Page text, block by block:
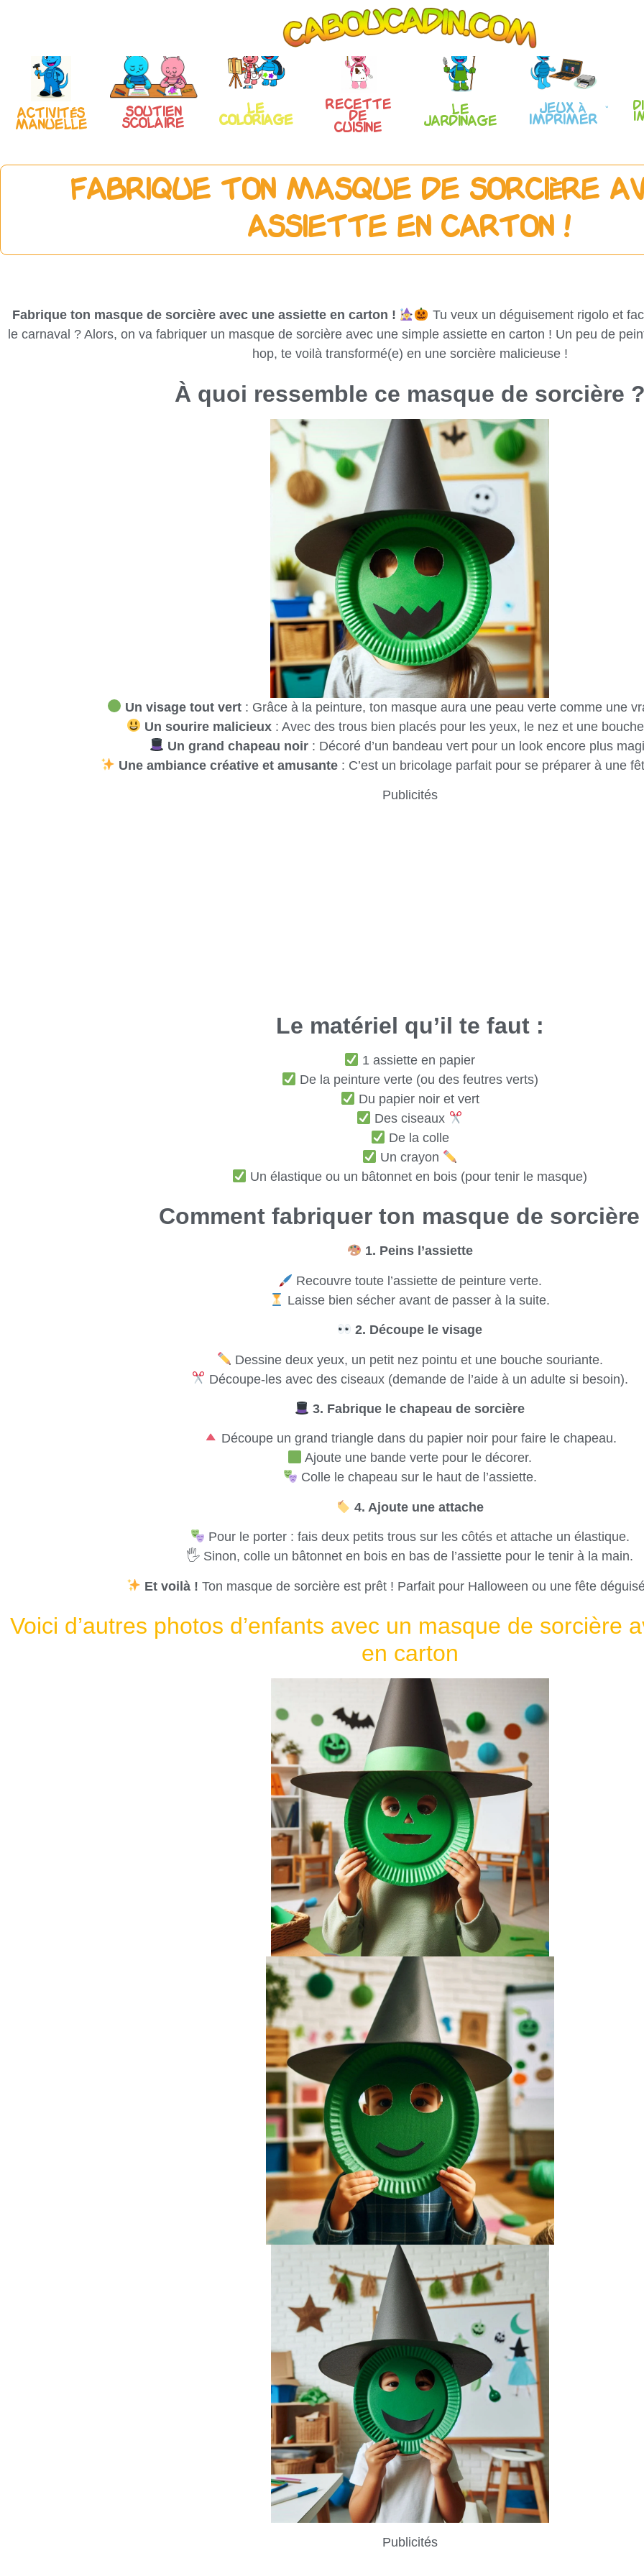
Activités
manuelle
Soutien
scolaire
Le
coloriage
Recette
de
Cuisine
Le
Jardinage
Jeux à
imprimer
Fabrique ton masque de sorcière
assiette en carton !
Fabrique ton masque de sorcière avec une assiette en carton !
Tu veux un déguisement rigolo et
le carnaval ? Alors, on va fabriquer un masque de sorcière avec une simple assiette en carton ! Un peu de
hop, te voilà transformé(e) en une sorcière malicieuse !
À quoi ressemble ce masque de sorcière
Un visage tout vert : Grâce à la peinture, ton masque aura une peau verte comme une
Un sourire malicieux: Avec des trous bien placés pour les yeux, le nez et une
Un grand chapeau noir : Décoré d’un bandeau vert pour un look encore plus
Une ambiance créative et amusante : C’est un bricolage parfait pour se préparer à une
Publicités
Le matériel qu’il te faut :
1 assiette en papier
De la peinture verte (ou des feutres verts)
Du papier noir et vert
Des ciseaux
De la colle
Un crayon
Un élastique ou un bâtonnet en bois (pour tenir le masque)
Comment fabriquer ton masque de
1. Peins l’assiette
Recouvre toute l’assiette de peinture verte.
Laisse bien sécher avant de passer à la suite.
2. Découpe le visage
Dessine deux yeux, un petit nez pointu et une bouche souriante.
Découpe-les avec des ciseaux (demande de l’aide à un adulte si besoin).
3. Fabrique le chapeau de sorcière
Découpe un grand triangle dans du papier noir pour faire le chapeau.
Ajoute une bande verte pour le décorer.
Colle le chapeau sur le haut de l’assiette.
4. Ajoute une attache
Pour le porter : fais deux petits trous sur les côtés et attache un élastique.
🖐️ Sinon, colle un bâtonnet en bois en bas de l’assiette pour le tenir à la main.
Et voilà ! Ton masque de sorcière est prêt ! Parfait pour Halloween ou une fête
Voici d’autres photos d’enfants avec un masque de sorcière
en carton
Publicités